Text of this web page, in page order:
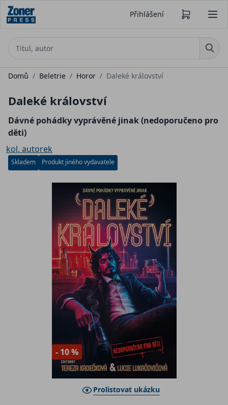
Přihlášení
Domů / Beletrie / Horor / Daleké království
Daleké království
Dávné pohádky vyprávěné jinak (nedoporučeno pro
děti)
kol. autorek
Skladem Produkt jiného vydavatele
- 10 %
Prolistovat ukázku